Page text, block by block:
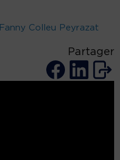
Fanny Colleu Peyrazat
Partager